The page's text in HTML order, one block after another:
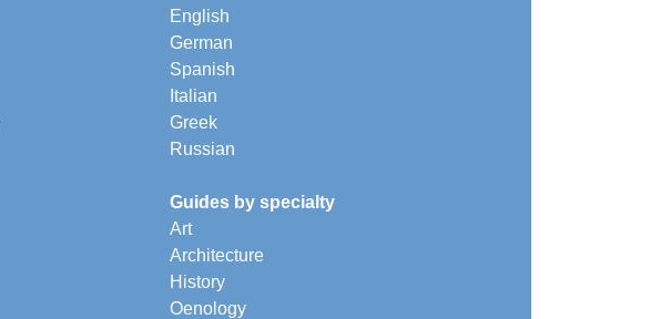
English
German
Spanish
Italian
Greek
Russian
Guides by specialty
Art
Architecture
History
Oenology